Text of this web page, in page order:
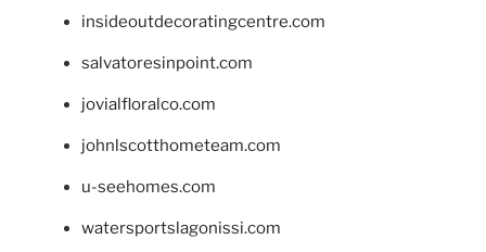
insideoutdecoratingcentre.com
salvatoresinpoint.com
jovialfloralco.com
johnlscotthometeam.com
u-seehomes.com
watersportslagonissi.com